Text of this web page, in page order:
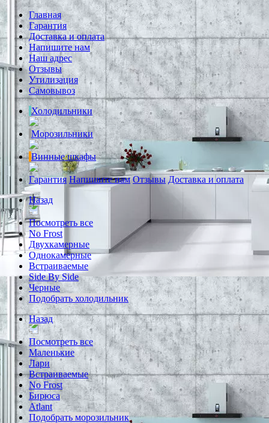
Главная
Гарантия
Доставка и оплата
Напишите нам
Наш адрес
Отзывы
Утилизация
Самовывоз
Холодильники
Морозильники
Винные шкафы
Гарантия Напишите нам Отзывы Доставка и оплата
Назад
Посмотреть все
No Frost
Двухкамерные
Однокамерные
Встраиваемые
Side By Side
Черные
Подобрать холодильник
Назад
Посмотреть все
Маленькие
Лари
Встраиваемые
No Frost
Бирюса
Atlant
Подобрать морозильник